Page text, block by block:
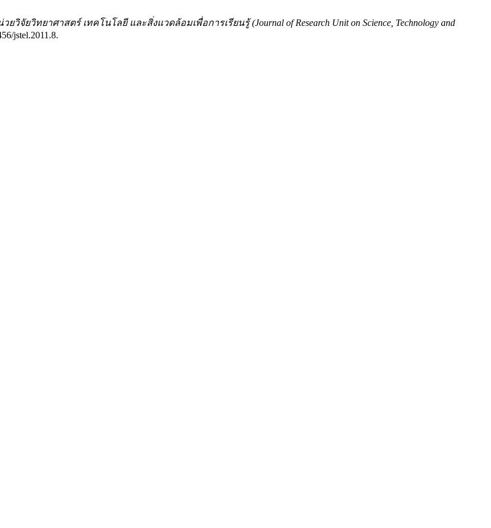
ยวิจัยวิทยาศาสตร์ เทคโนโลยี และสิ่งแวดล้อมเพื่อการเรียนรู้ (Journal of Research Unit on Science, Technology and
jstel.2011.8.